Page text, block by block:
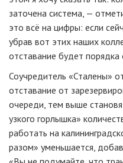
заточена система, —
это всё на цифры: если
убрав вот этих наших
отставание будет порядка
Соучредитель «Сталены»
отставание от
очереди, тем выше
узкого горлышка»
работать на
разом» уменьшается,